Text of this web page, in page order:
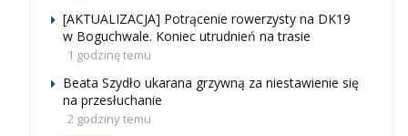
[AKTUALIZACJA] Potrącenie rowerzysty na DK19
w Boguchwale. Koniec utrudnień na trasie
1 godzinę temu
Beata Szydło ukarana grzywną za niestawienie się
na przesłuchanie
2 godziny temu